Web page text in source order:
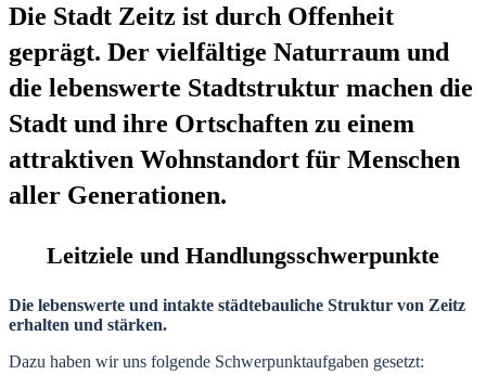
Die Stadt Zeitz ist durch Offenheit
geprägt. Der vielfältige Naturraum und
die lebenswerte Stadtstruktur machen die
Stadt und ihre Ortschaften zu einem
attraktiven Wohnstandort für Menschen
aller Generationen.
Leitziele und Handlungsschwerpunkte
Die lebenswerte und intakte städtebauliche Struktur von Zeitz
erhalten und stärken.
Dazu haben wir uns folgende Schwerpunktaufgaben gesetzt: